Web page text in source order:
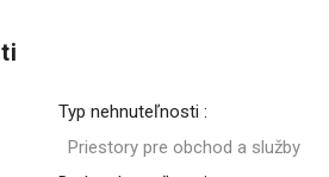
Typ nehnuteľnosti :
Priestory pre obchod a služby